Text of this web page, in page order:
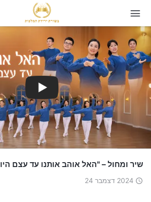
שיר ומחול – "האל אוהב אותנו עד עצם
2024 דצמבר 24